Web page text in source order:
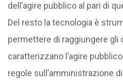
dell’agire pubblico al pari di
Del resto la tecnologia è
permettere di raggiungere gli
caratterizzano l’agire
regole sull’amministrazione